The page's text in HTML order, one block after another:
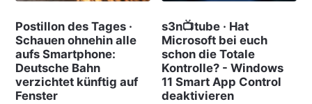
Postillon des Tages ·
Schauen ohnehin alle
aufs Smartphone:
Deutsche Bahn
verzichtet künftig auf
Fenster
s3n📺tube · Hat
Microsoft bei euch
schon die Totale
Kontrolle? - Windows
11 Smart App Control
deaktivieren